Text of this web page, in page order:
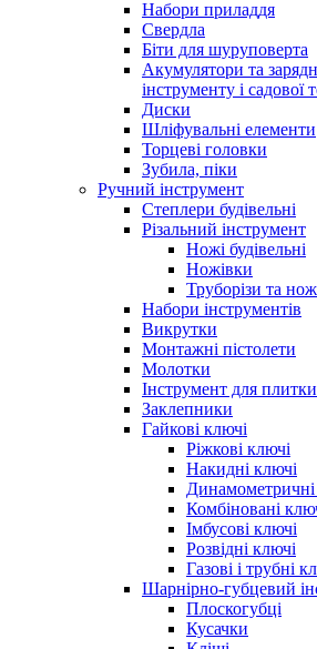
Набори приладдя
Свердла
Біти для шуруповерта
Акумулятори та
інструменту і садової
Диски
Шліфувальні елементи
Торцеві головки
Зубила, піки
Ручний інструмент
Степлери будівельні
Різальний інструмент
Ножі будівельні
Ножівки
Труборізи та
Набори інструментів
Викрутки
Монтажні пістолети
Молотки
Інструмент для
Заклепники
Гайкові ключі
Ріжкові ключі
Накидні ключі
Динамометричні
Комбіновані
Імбусові ключі
Розвідні ключі
Газові і трубні
Шарнірно-губцевий
Плоскогубцi
Кусачки